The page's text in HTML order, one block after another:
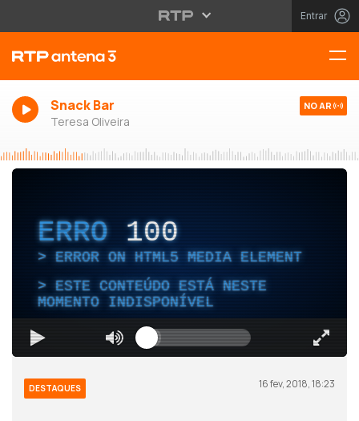
Entrar
Snack Bar
Teresa Oliveira
NO AR
ERRO 100
ERROR ON HTML5 MEDIA ELEMENT
ESTE CONTEÚDO ESTÁ NESTE
MOMENTO INDISPONÍVEL
DESTAQUES 16 fev, 2018, 18:23